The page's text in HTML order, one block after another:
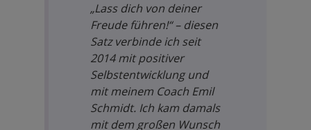
„Lass dich von deiner
Freude führen!“ – diesen
Satz verbinde ich seit
2014 mit positiver
Selbstentwicklung und
mit meinem Coach Emil
Schmidt. Ich kam damals
mit dem großen Wunsch